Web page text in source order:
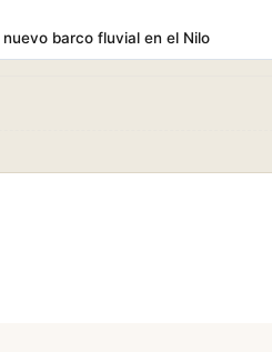
barco fluvial en el Nilo